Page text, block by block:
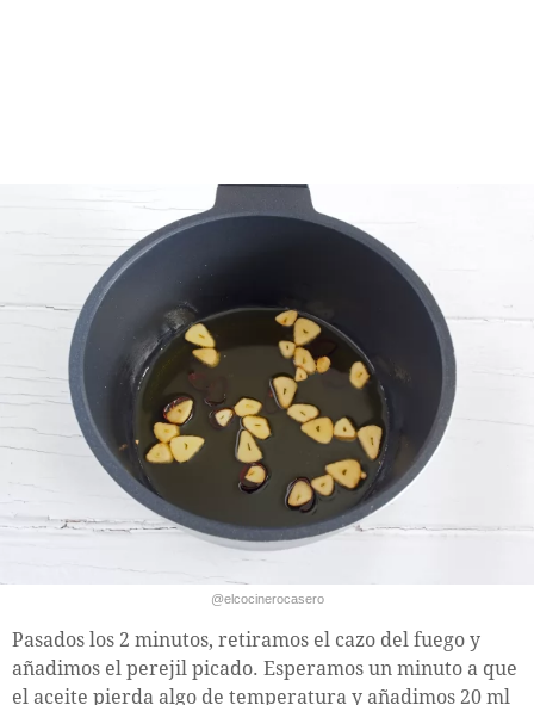
@elcocinerocasero
Pasados los 2 minutos, retiramos el cazo del fuego y
añadimos el perejil picado. Esperamos un minuto a que
el aceite pierda algo de temperatura y añadimos 20 ml